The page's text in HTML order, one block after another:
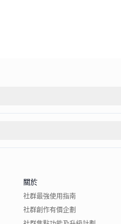
關於
社群最強使用指南
社群創作有價企劃